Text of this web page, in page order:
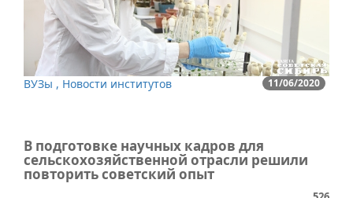
11/06/2020
ВУЗы , Новости институтов
В подготовке научных кадров для
сельскохозяйственной отрасли решили
повторить советский опыт